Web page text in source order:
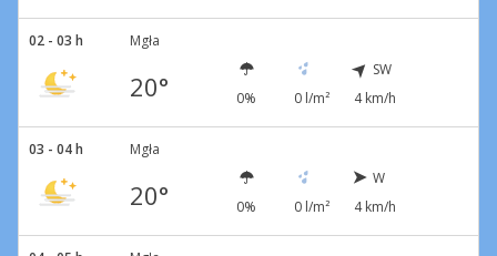
02 - 03 h Mgła
20° 0% 0 l/m²
SW
4 km/h
03 - 04 h Mgła
20° 0% 0 l/m²
W
4 km/h